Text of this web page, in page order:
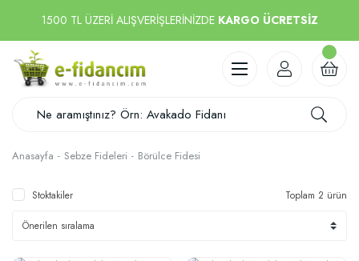
1500 TL ÜZERİ ALIŞVERİŞLERİNİZDE KARGO ÜCRETSİZ
Anasayfa Sebze Fideleri Börülce Fidesi
Stoktakiler Toplam 2 ürün